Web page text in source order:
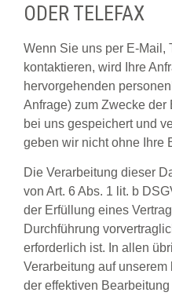
ODER TELEFAX
Wenn Sie uns per E-Mail,
kontaktieren, wird Ihre
hervorgehenden
Anfrage) zum Zwecke
bei uns gespeichert und
geben wir nicht ohne Ihre
Die Verarbeitung dieser
von Art. 6 Abs. 1 lit. b
der Erfüllung eines
Durchführung
erforderlich ist. In allen
Verarbeitung auf
der effektiven